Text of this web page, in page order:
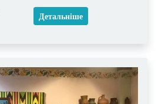
Детальніше